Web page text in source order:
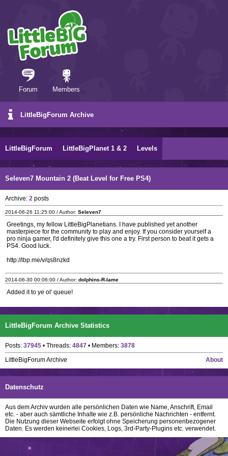
Forum Members
LittleBigForum Archive
LittleBigForum LittleBigPlanet 1 & 2 Levels
Seleven7 Mountain 2 (Beat Level for Free PS4)
Archive: 2 posts
2014-06-26 11:25:00 / Author: Seleven7
Greetings, my fellow LittleBigPlanetians. I have published yet another
masterpiece for the community to play and enjoy. If you consider yourself a
pro ninja gamer, I'd definitely give this one a try. First person to beat it gets a
PS4. Good luck.
http://lbp.me/v/qs8nzkd
2014-06-30 00:06:00 / Author: dolphins-R-lame
Added it to ye ol' queue!
LittleBigForum Archive Statistics
Posts: 37945 • Threads: 4847 • Members: 3878
About
LittleBigForum Archive
Datenschutz
Aus dem Archiv wurden alle persönlichen Daten wie Name, Anschrift, Email
etc. - aber auch sämtliche Inhalte wie z.B. persönliche Nachrichten - entfernt.
Die Nutzung dieser Webseite erfolgt ohne Speicherung personenbezogener
Daten. Es werden keinerlei Cookies, Logs, 3rd-Party-Plugins etc. verwendet.